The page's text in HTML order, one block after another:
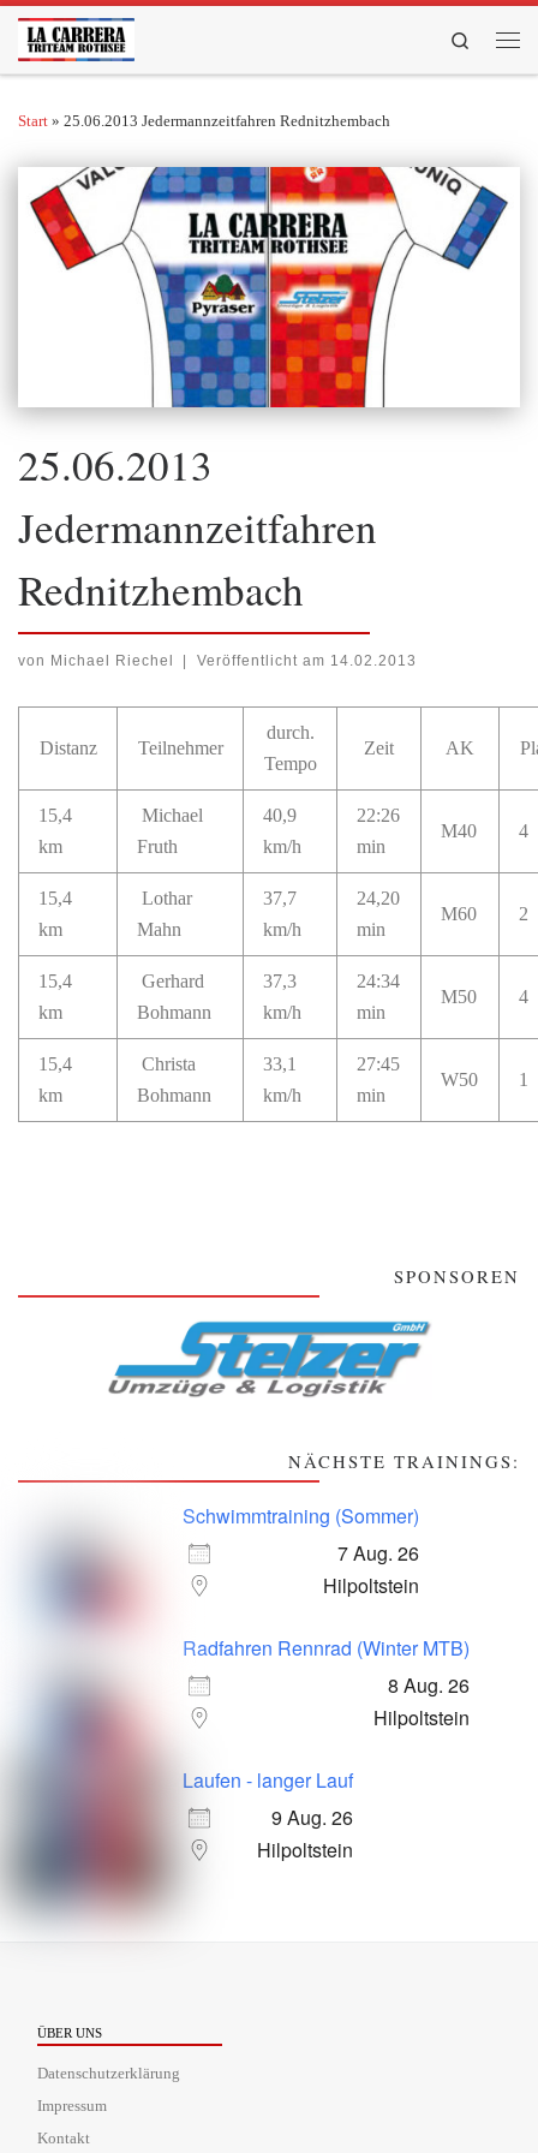
Zum Inhalt springen
Search
Start » 25.06.2013 Jedermannzeitfahren Rednitzhembach
25.06.2013
Jedermannzeitfahren
Rednitzhembach
von Michael Riechel | Veröffentlicht am 14.02.2013
Distanz Teilnehmer
durch.
Tempo
Zeit AK
15,4
km
Michael
Fruth
40,9
km/h
22:26
min
M40 4
15,4
km
Lothar
Mahn
37,7
km/h
24,20
min
M60 2
15,4
km
Gerhard
Bohmann
37,3
km/h
24:34
min
M50 4
15,4
km
Christa
Bohmann
33,1
km/h
27:45
min
W50 1
SPONSOREN
NÄCHSTE TRAININGS:
Schwimmtraining (Sommer)
7 Aug. 26
Hilpoltstein
Radfahren Rennrad (Winter MTB)
8 Aug. 26
Hilpoltstein
Laufen - langer Lauf
9 Aug. 26
Hilpoltstein
ÜBER UNS
Datenschutzerklärung
Impressum
Kontakt